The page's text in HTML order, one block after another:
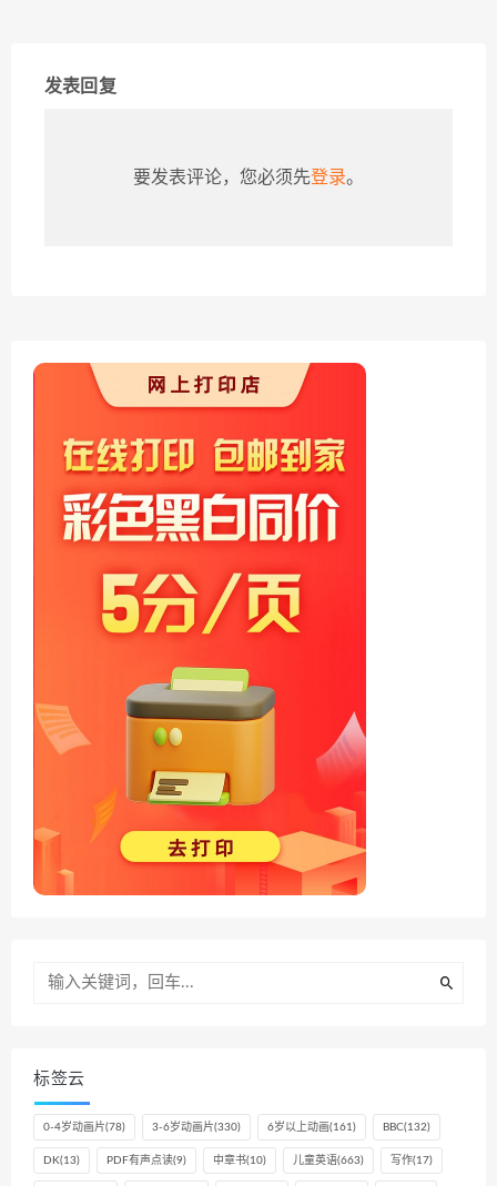
发表回复
要发表评论，您必须先登录。
标签云
0-4岁动画片(78) 3-6岁动画片(330) 6岁以上动画(161) BBC(132)
DK(13) PDF有声点读(9) 中章书(10) 儿童英语(663) 写作(17)